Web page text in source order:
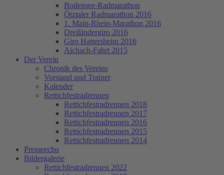
Bodensee-Radmarathon
Ötztaler Radmarathon 2016
1. Main-Rhein-Marathon 2016
Dreiländergiro 2016
Giro Hattersheim 2016
Aichach-Fahrt 2015
Der Verein
Chronik des Vereins
Vorstand und Trainer
Kalender
Rettichfestradrennen
Rettichfestradrennen 2018
Rettichfestradrennen 2017
Rettichfestradrennen 2016
Rettichfestradrennen 2015
Rettichfestradrennen 2014
Presseecho
Bildergalerie
Rettichfestradrennen 2022